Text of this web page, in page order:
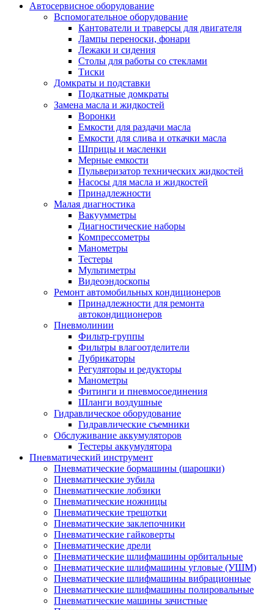
Автосервисное оборудование
Вспомогательное оборудование
Кантователи и траверсы для двигателя
Лампы переноски, фонари
Лежаки и сидения
Столы для работы со стеклами
Тиски
Домкраты и подставки
Подкатные домкраты
Замена масла и жидкостей
Воронки
Емкости для раздачи масла
Емкости для слива и откачки масла
Шприцы и масленки
Мерные емкости
Пульверизатор технических жидкостей
Насосы для масла и жидкостей
Принадлежности
Малая диагностика
Вакуумметры
Диагностические наборы
Компрессометры
Манометры
Тестеры
Мультиметры
Видеоэндоскопы
Ремонт автомобильных кондиционеров
Принадлежности для ремонта
автокондиционеров
Пневмолинии
Фильтр-группы
Фильтры влагоотделители
Лубрикаторы
Регуляторы и редукторы
Манометры
Фитинги и пневмосоединения
Шланги воздушные
Гидравлическое оборудование
Гидравлические съемники
Обслуживание аккумуляторов
Тестеры аккумулятора
Пневматический инструмент
Пневматические бормашины (шарошки)
Пневматические зубила
Пневматические лобзики
Пневматические ножницы
Пневматические трещотки
Пневматические заклепочники
Пневматические гайковерты
Пневматические дрели
Пневматические шлифмашины орбитальные
Пневматические шлифмашины угловые (УШМ)
Пневматические шлифмашины вибрационные
Пневматические шлифмашины полировальные
Пневматические машины зачистные